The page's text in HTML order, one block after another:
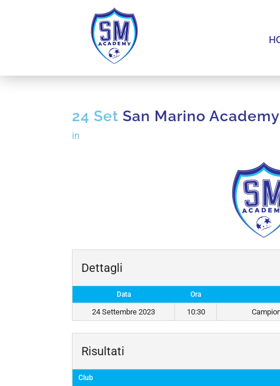
24 Set San Marino
in
Dettagli
Data Ora
24 Settembre 2023 10:30
Risultati
Club